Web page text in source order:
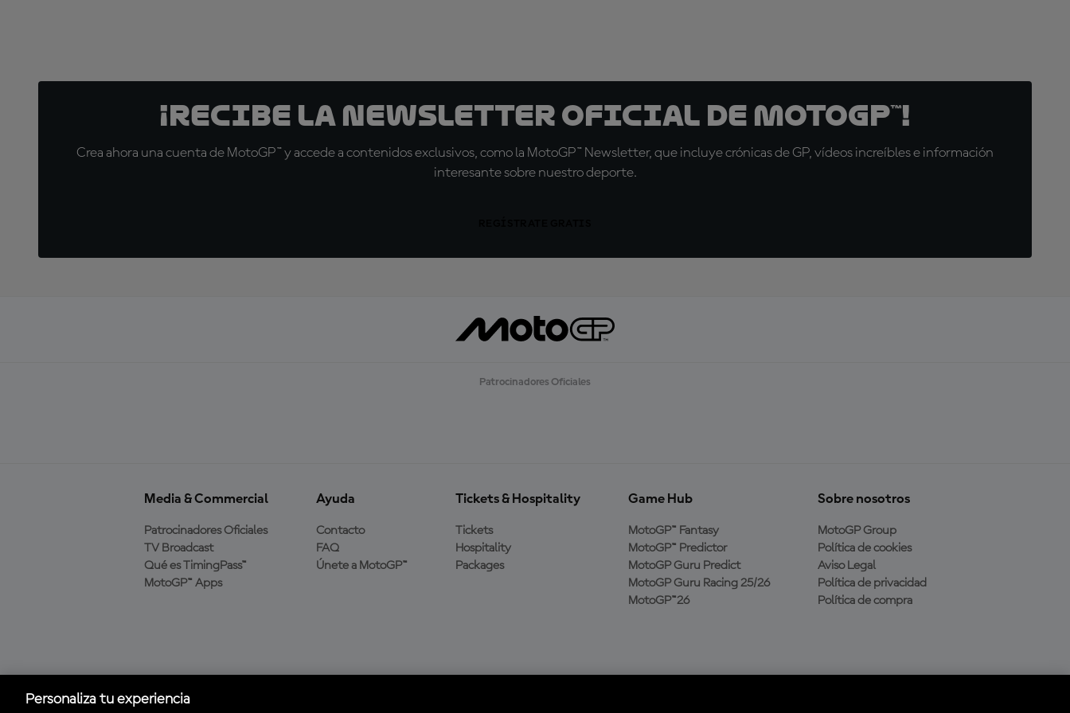
¡Recibe la Newsletter oficial de MotoGP™!
Crea ahora una cuenta de MotoGP™ y accede a contenidos exclusivos, como la MotoGP™ Newsletter, que incluye crónicas de GP, vídeos increíbles e información
interesante sobre nuestro deporte.
Patrocinadores Oficiales
Media & Commercial
Patrocinadores Oficiales
TV Broadcast
Qué es TimingPass™
MotoGP™ Apps
Ayuda
Contacto
FAQ
Únete a MotoGP™
Tickets & Hospitality
Tickets
Hospitality
Packages
Game Hub
MotoGP™ Fantasy
MotoGP™ Predictor
MotoGP Guru Predict
MotoGP Guru Racing 25/26
MotoGP™26
Sobre nosotros
MotoGP Group
Política de cookies
Aviso Legal
Política de privacidad
Política de compra
oficial de MotoGP™
Personaliza tu experiencia